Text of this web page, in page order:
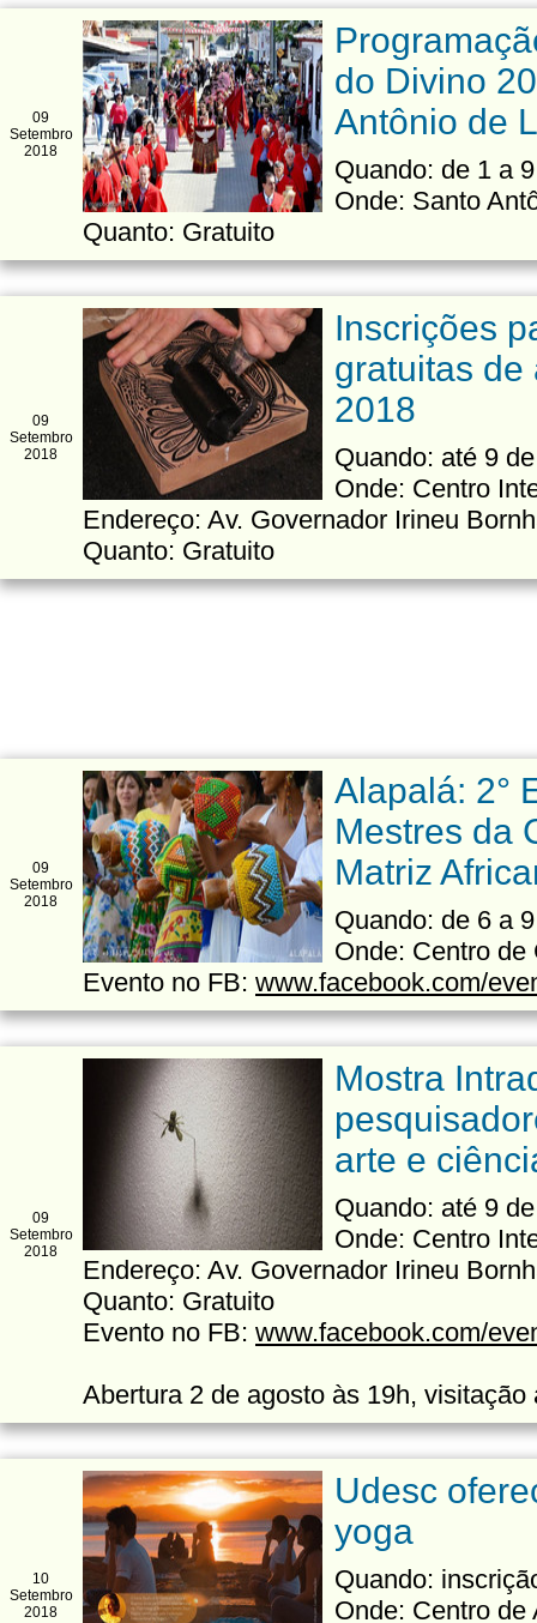
09
Setembro
2018
do Divino
Antônio de
Quando: de 1 a
Onde: Santo
Quanto: Gratuito
09
Setembro
2018
Inscrições
gratuitas de
2018
Quando: até 9
Onde: Centro
Endereço: Av. Governador Irineu
Quanto: Gratuito
09
Setembro
2018
Alapalá: 2°
Mestres da
Matriz
Quando: de 6 a
Onde: Centro
Evento no FB: www.facebook.com/
09
Setembro
2018
Mostra
arte e
Quando: até 9
Onde: Centro
Endereço: Av. Governador Irineu
Quanto: Gratuito
Evento no FB: www.facebook.com/
Abertura 2 de agosto às 19h, visitação
10
Setembro
2018
Udesc
yoga
Quando:
Onde: Centro de